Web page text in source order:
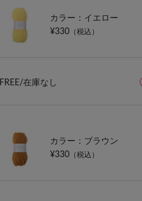
カラー：イエロー
¥330 （税込）
FREE/在庫なし
カラー：ブラウン
¥330 （税込）